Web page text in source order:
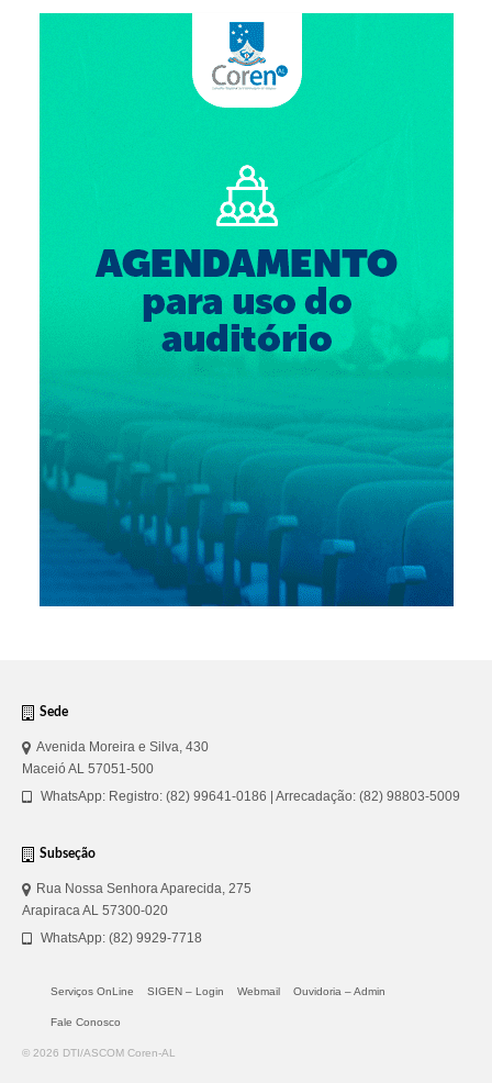
Sede
Avenida Moreira e Silva, 430
Maceió AL 57051-500
WhatsApp: Registro: (82) 99641-0186 | Arrecadação: (82) 98803-5009
Subseção
Rua Nossa Senhora Aparecida, 275
Arapiraca AL 57300-020
WhatsApp: (82) 9929-7718
Serviços OnLine SIGEN – Login Webmail Ouvidoria – Admin
Fale Conosco
© 2026 DTI/ASCOM Coren-AL